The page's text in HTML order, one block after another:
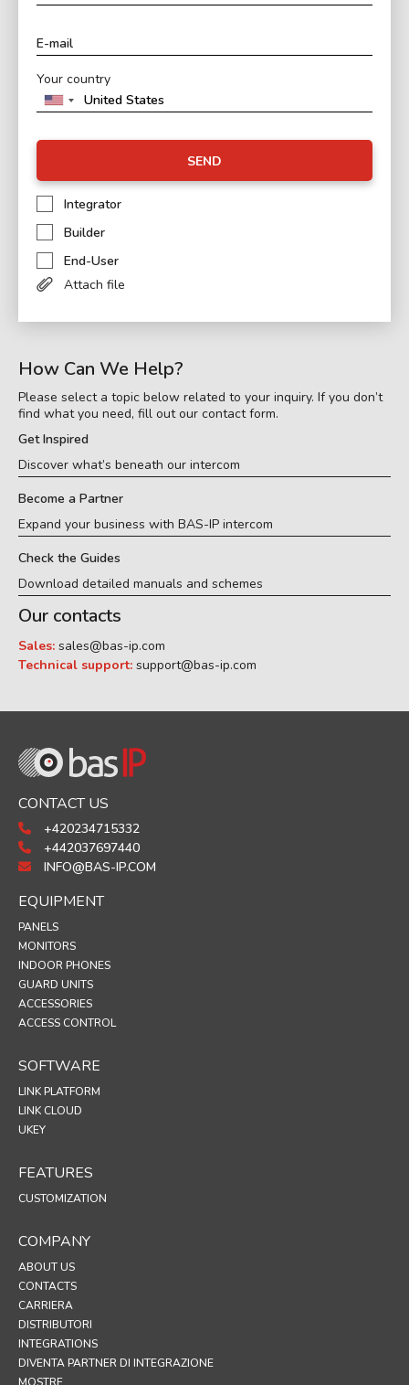
Your country
SEND
Integrator
Builder
End-User
Attach file
How Can We Help?
Please select a topic below related to your inquiry. If you don’t
find what you need, fill out our contact form.
Get Inspired
Discover what’s beneath our intercom
Become a Partner
Expand your business with BAS-IP intercom
Check the Guides
Download detailed manuals and schemes
Our contacts
Sales: sales@bas-ip.com
Technical support: support@bas-ip.com
CONTACT US
+420234715332
+442037697440
INFO@BAS-IP.COM
EQUIPMENT
PANELS
MONITORS
INDOOR PHONES
GUARD UNITS
ACCESSORIES
ACCESS CONTROL
SOFTWARE
LINK PLATFORM
LINK CLOUD
UKEY
FEATURES
CUSTOMIZATION
COMPANY
ABOUT US
CONTACTS
CARRIERA
DISTRIBUTORI
INTEGRATIONS
DIVENTA PARTNER DI INTEGRAZIONE
MOSTRE